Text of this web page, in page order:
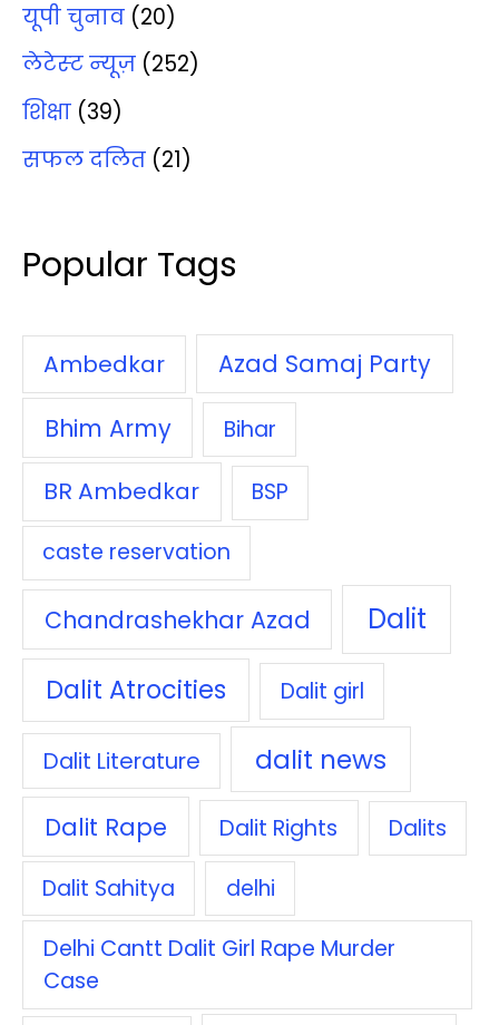
यूपी चुनाव (20)
लेटेस्‍ट न्‍यूज़ (252)
शिक्षा (39)
सफल दलित (21)
Popular Tags
Ambedkar
Azad Samaj Party
Bhim Army
Bihar
BR Ambedkar
BSP
caste reservation
Chandrashekhar Azad Dalit
Dalit Atrocities Dalit girl
Dalit Literature dalit news
Dalit Rape Dalit Rights Dalits
Dalit Sahitya delhi
Delhi Cantt Dalit Girl Rape Murder
Case